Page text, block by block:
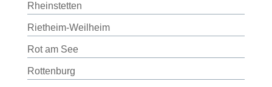
Rheinstetten
Rietheim-Weilheim
Rot am See
Rottenburg